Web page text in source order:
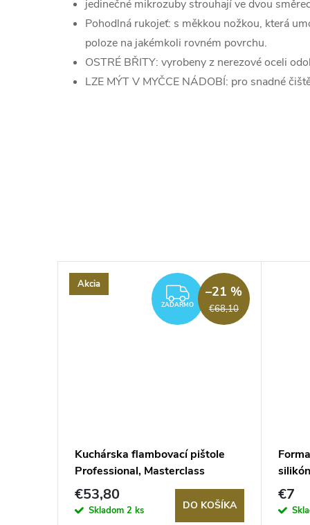
jedinečné mikrozuby strouhají ve dvou
Pohodlná rukojeť: s měkkou nožkou, která
poloze na jakémkoli rovném povrchu.
OSTRÉ BŘITY: vyrobeny z nerezové oceli
LZE MÝT V MYČCE NÁDOBÍ: pro snadné
Akcia
ZADARMO
ZADARMO €68,10
–21 %
Kuchárska flambovací pištole
Professional, Masterclass
€53,80
Skladom 2 ks DO KOŠÍKA
€7